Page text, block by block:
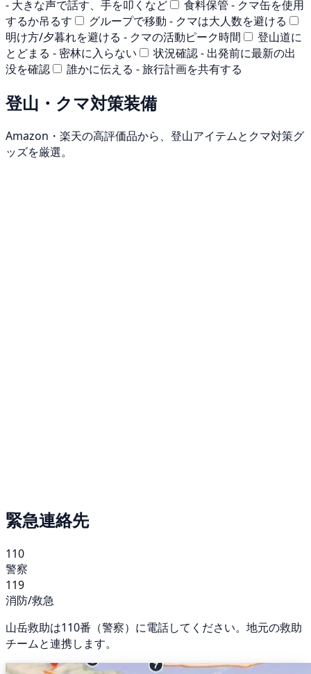
- 大きな声で話す、手を叩くなど
食料保管 - クマ缶を使用
するか吊るす
グループで移動 - クマは大人数を避ける
明け方/夕暮れを避ける - クマの活動ピーク時間
登山道に
とどまる - 密林に入らない
状況確認 - 出発前に最新の出
没を確認
誰かに伝える - 旅行計画を共有する
登山・クマ対策装備
Amazon・楽天の高評価品から、登山アイテムとクマ対策グ
ッズを厳選。
緊急連絡先
110
警察
119
消防/救急
山岳救助は110番（警察）に電話してください。地元の救助
チームと連携します。